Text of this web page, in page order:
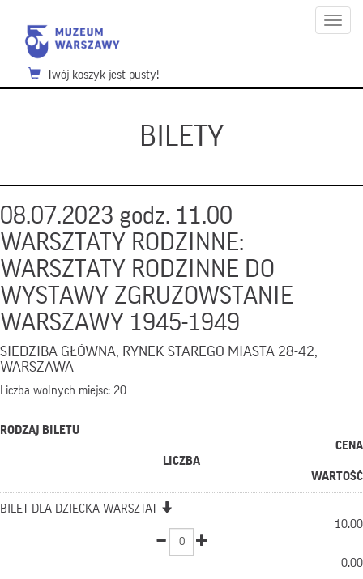
Menu
Twój koszyk jest pusty!
BILETY
08.07.2023 godz. 11.00
WARSZTATY RODZINNE:
WARSZTATY RODZINNE DO
WYSTAWY ZGRUZOWSTANIE
WARSZAWY 1945-1949
SIEDZIBA GŁÓWNA, RYNEK STAREGO MIASTA 28-42,
WARSZAWA
Liczba wolnych miejsc: 20
RODZAJ BILETU
CENA
LICZBA
WARTOŚĆ
BILET DLA DZIECKA WARSZTAT
10.00
0.00